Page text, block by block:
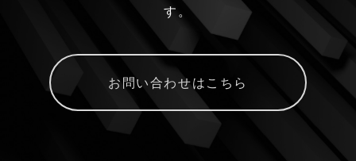
す。
お問い合わせはこちら